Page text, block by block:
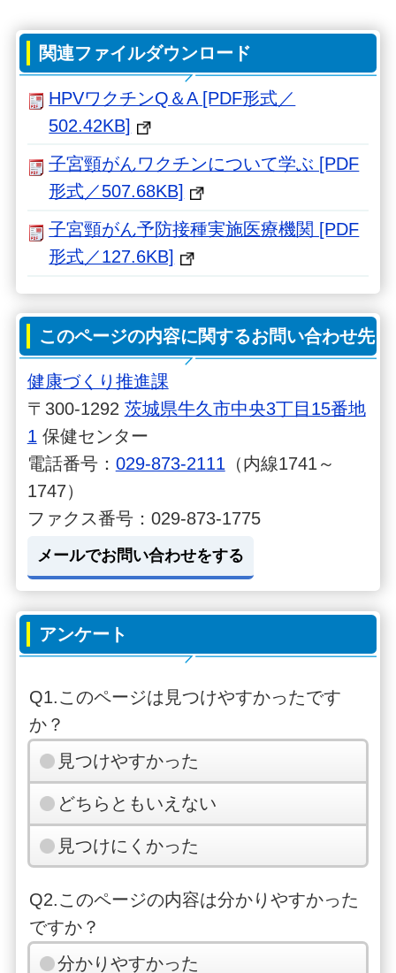
関連ファイルダウンロード
HPVワクチンQ＆A [PDF形式／
502.42KB]
子宮頸がんワクチンについて学ぶ [PDF
形式／507.68KB]
子宮頸がん予防接種実施医療機関 [PDF
形式／127.6KB]
このページの内容に関するお問い合わせ先
健康づくり推進課
〒300-1292 茨城県牛久市中央3丁目15番地
1 保健センター
電話番号： 029-873-2111 （内線1741～
1747）
ファクス番号：029-873-1775
メールでお問い合わせをする
アンケート
Q1.このページは見つけやすかったです
か？
見つけやすかった
どちらともいえない
見つけにくかった
Q2.このページの内容は分かりやすかった
ですか？
分かりやすかった